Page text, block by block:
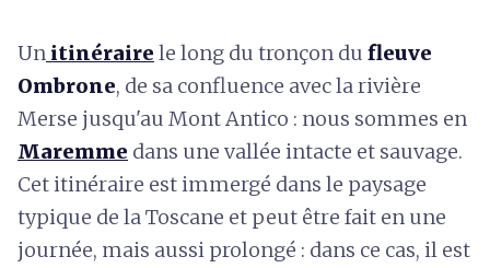
Un itinéraire le long du tronçon du fleuve
Ombrone, de sa confluence avec la rivière
Merse jusqu'au Mont Antico : nous sommes en
Maremme dans une vallée intacte et sauvage.
Cet itinéraire est immergé dans le paysage
typique de la Toscane et peut être fait en une
journée, mais aussi prolongé : dans ce cas, il est